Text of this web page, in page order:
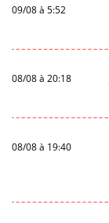
09/08 à 5:52
08/08 à 20:18
08/08 à 19:40